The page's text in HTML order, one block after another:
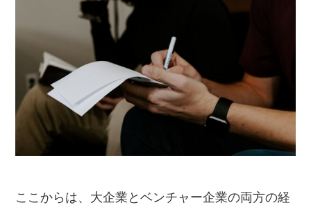
ここからは、大企業とベンチャー企業の両方の経